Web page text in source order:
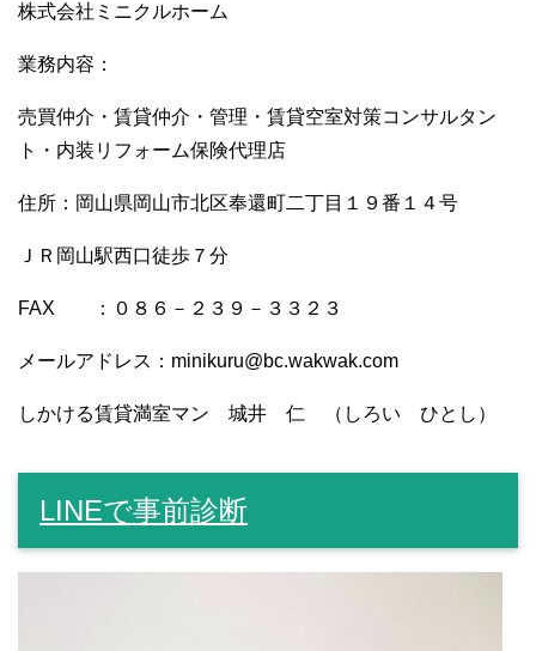
株式会社ミニクルホーム
業務内容：
売買仲介・賃貸仲介・管理・賃貸空室対策コンサルタン
ト・内装リフォーム保険代理店
住所：岡山県岡山市北区奉還町二丁目１９番１４号
ＪＲ岡山駅西口徒歩７分
FAX ：０８６－２３９－３３２３
メールアドレス：minikuru@bc.wakwak.com
しかける賃貸満室マン 城井 仁 （しろい ひとし）
LINEで事前診断